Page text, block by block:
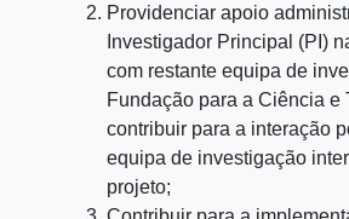
Providenciar apoio
Investigador Principal (PI)
com restante equipa de
Fundação para a Ciência e
contribuir para a interação
equipa de investigação
projeto;